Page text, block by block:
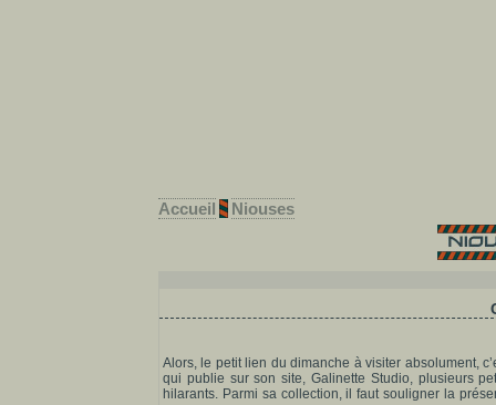
Accueil Niouses
Alors, le petit lien du dimanche à visiter absolument,
qui publie sur son site, Galinette Studio, plusieurs
hilarants. Parmi sa collection, il faut souligner la